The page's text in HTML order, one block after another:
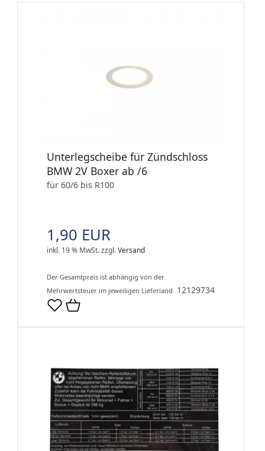
Unterlegscheibe für Zündschloss
BMW 2V Boxer ab /6
für 60/6 bis R100
1,90 EUR
inkl. 19 % MwSt.zzgl.Versand
Der Gesamtpreis ist abhängig von der
Mehrwertsteuer im jeweiligen Lieferland. 12129734